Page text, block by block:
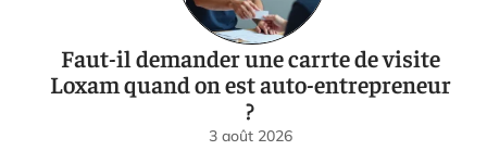
Faut-il demander une carrte de visite
Loxam quand on est auto-entrepreneur
?
3 août 2026